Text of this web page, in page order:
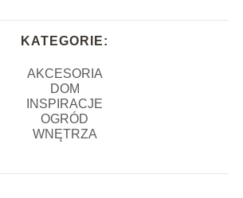
KATEGORIE:
AKCESORIA
DOM
INSPIRACJE
OGRÓD
WNĘTRZA